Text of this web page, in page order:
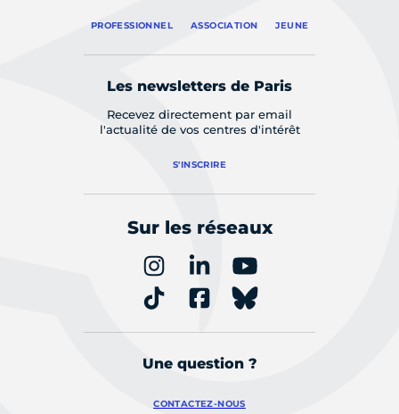
PROFESSIONNEL ASSOCIATION JEUNE
Les newsletters de Paris
Recevez directement par email
l'actualité de vos centres d'intérêt
S'INSCRIRE
Sur les réseaux
Une question ?
CONTACTEZ-NOUS